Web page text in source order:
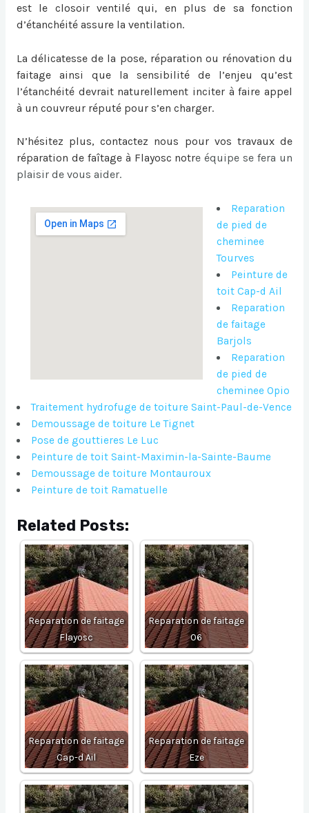
est le closoir ventilé qui, en plus de sa fonction
d’étanchéité assure la ventilation.
La délicatesse de la pose, réparation ou rénovation du
faitage ainsi que la sensibilité de l’enjeu qu’est
l’étanchéité devrait naturellement inciter à faire appel
à un couvreur réputé pour s’en charger.
N’hésitez plus, contactez nous pour vos travaux de
réparation de faîtage à Flayosc notre équipe se fera un
plaisir de vous aider.
Reparation
de pied de
cheminee
Tourves
Peinture de
toit Cap-d Ail
Reparation
de faitage
Barjols
Reparation
de pied de
cheminee Opio
Traitement hydrofuge de toiture Saint-Paul-de-Vence
Demoussage de toiture Le Tignet
Pose de gouttieres Le Luc
Peinture de toit Saint-Maximin-la-Sainte-Baume
Demoussage de toiture Montauroux
Peinture de toit Ramatuelle
Related Posts:
Reparation de faitage
Flayosc
Reparation de faitage
06
Reparation de faitage
Cap-d Ail
Reparation de faitage
Eze